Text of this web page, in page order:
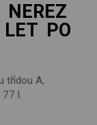
NEREZ
PO
třídou A,
l.